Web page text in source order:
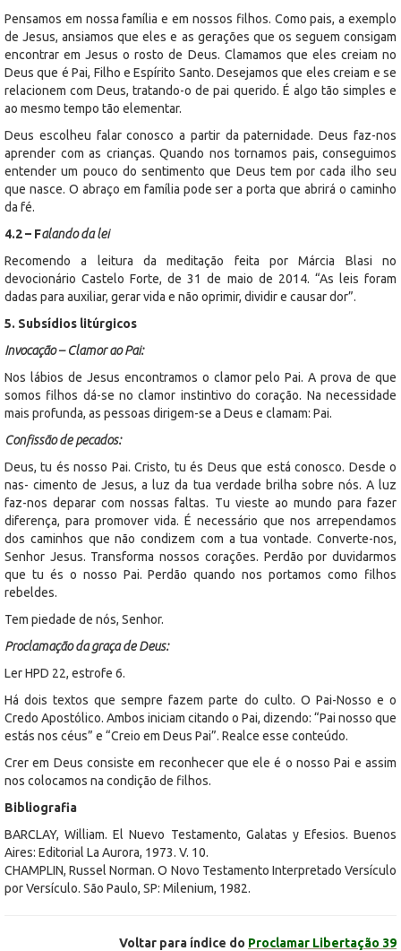
Pensamos em nossa família e em nossos filhos. Como pais, a exemplo
de Jesus, ansiamos que eles e as gerações que os seguem consigam
encontrar em Jesus o rosto de Deus. Clamamos que eles creiam no
Deus que é Pai, Filho e Espírito Santo. Desejamos que eles creiam e se
relacionem com Deus, tratando-o de pai querido. É algo tão simples e
ao mesmo tempo tão elementar.
Deus escolheu falar conosco a partir da paternidade. Deus faz-nos
aprender com as crianças. Quando nos tornamos pais, conseguimos
entender um pouco do sentimento que Deus tem por cada ilho seu
que nasce. O abraço em família pode ser a porta que abrirá o caminho
da fé.
4.2 – Falando da lei
Recomendo a leitura da meditação feita por Márcia Blasi no
devocionário Castelo Forte, de 31 de maio de 2014. “As leis foram
dadas para auxiliar, gerar vida e não oprimir, dividir e causar dor”.
5. Subsídios litúrgicos
Invocação – Clamor ao Pai:
Nos lábios de Jesus encontramos o clamor pelo Pai. A prova de que
somos filhos dá-se no clamor instintivo do coração. Na necessidade
mais profunda, as pessoas dirigem-se a Deus e clamam: Pai.
Confissão de pecados:
Deus, tu és nosso Pai. Cristo, tu és Deus que está conosco. Desde o
nas- cimento de Jesus, a luz da tua verdade brilha sobre nós. A luz
faz-nos deparar com nossas faltas. Tu vieste ao mundo para fazer
diferença, para promover vida. É necessário que nos arrependamos
dos caminhos que não condizem com a tua vontade. Converte-nos,
Senhor Jesus. Transforma nossos corações. Perdão por duvidarmos
que tu és o nosso Pai. Perdão quando nos portamos como filhos
rebeldes.
Tem piedade de nós, Senhor.
Proclamação da graça de Deus:
Ler HPD 22, estrofe 6.
Há dois textos que sempre fazem parte do culto. O Pai-Nosso e o
Credo Apostólico. Ambos iniciam citando o Pai, dizendo: “Pai nosso que
estás nos céus” e “Creio em Deus Pai”. Realce esse conteúdo.
Crer em Deus consiste em reconhecer que ele é o nosso Pai e assim
nos colocamos na condição de filhos.
Bibliografia
BARCLAY, William. El Nuevo Testamento, Galatas y Efesios. Buenos
Aires: Editorial La Aurora, 1973. V. 10.
CHAMPLIN, Russel Norman. O Novo Testamento Interpretado Versículo
por Versículo. São Paulo, SP: Milenium, 1982.
Voltar para índice do Proclamar Libertação 39